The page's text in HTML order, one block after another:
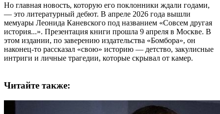
Но главная новость, которую его поклонники ждали годами,
— это литературный дебют. В апреле 2026 года вышли
мемуары Леонида Каневского под названием «Совсем другая
история...». Презентация книги прошла 9 апреля в Москве. В
этом издании, по заверению издательства «Бомбора», он
наконец-то рассказал «свою» историю — детство, закулисные
интриги и личные трагедии, которые скрывал от камер.
Читайте также: